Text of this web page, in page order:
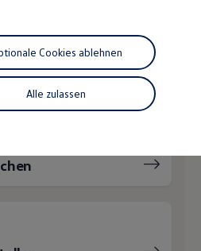
Kollektion
wir
Alle zulassen
Cookies ablehnen